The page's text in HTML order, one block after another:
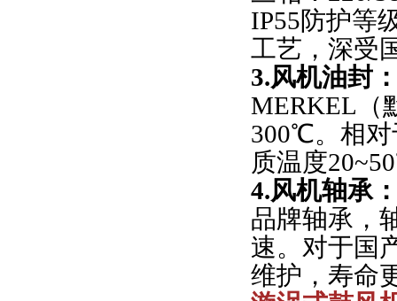
IP55防护等
工艺，深受
3.风机油封
MERKEL（
300℃。相对
质温度
4.风机轴承
品牌轴承，
速。对于国
维护，寿命